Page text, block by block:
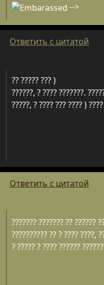
-->
Ответить с цитатой
?? ????? ??? )
??????, ? ???? ???????.
?????, ? ???? ??? ???? )
Ответить с цитатой
??????? ??????? ?? ??????
?????????? ?? ? ???? ????,
? ????? ? ???? ??????